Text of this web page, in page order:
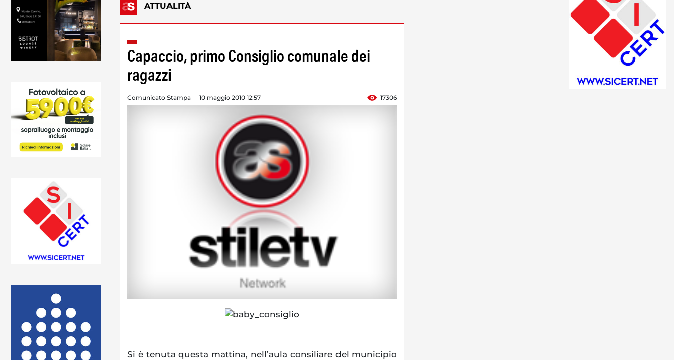
ATTUALITÀ
Capaccio, primo Consiglio comunale dei
ragazzi
Comunicato Stampa 10 maggio 2010 12:57 17306
Si è tenuta questa mattina, nell’aula consiliare del municipio